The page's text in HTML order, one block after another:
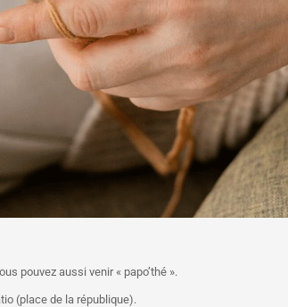
pouvez aussi venir « papo’thé ».
(place de la république).